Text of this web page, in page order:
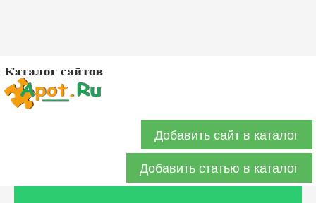
Добавить сайт в каталог
Добавить статью в каталог